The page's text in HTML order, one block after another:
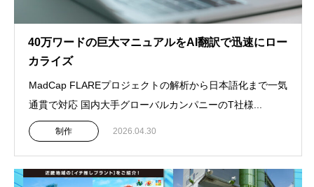
40万ワードの巨大マニュアルをAI翻訳で迅速にロー
カライズ
MadCap FLAREプロジェクトの解析から日本語化まで一気
通貫で対応 国内大手グローバルカンパニーのT社様...
制作 2026.04.30